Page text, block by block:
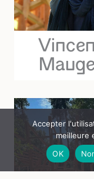
Accepter
meilleure
OK